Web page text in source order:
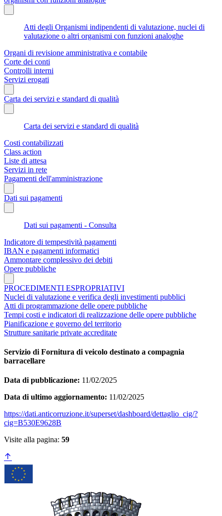
Atti degli Organismi indipendenti di valutazione, nuclei di
valutazione o altri organismi con funzioni analoghe
Organi di revisione amministrativa e contabile
Corte dei conti
Controlli interni
Servizi erogati
Carta dei servizi e standard di qualità
Carta dei servizi e standard di qualità
Costi contabilizzati
Class action
Liste di attesa
Servizi in rete
Pagamenti dell'amministrazione
Dati sui pagamenti
Dati sui pagamenti - Consulta
Indicatore di tempestività pagamenti
IBAN e pagamenti informatici
Ammontare complessivo dei debiti
Opere pubbliche
PROCEDIMENTI ESPROPRIATIVI
Nuclei di valutazione e verifica degli investimenti pubblici
Atti di programmazione delle opere pubbliche
Tempi costi e indicatori di realizzazione delle opere pubbliche
Pianificazione e governo del territorio
Strutture sanitarie private accreditate
Servizio di Fornitura di veicolo destinato a compagnia
barracellare
Data di pubblicazione: 11/02/2025
Data di ultimo aggiornamento: 11/02/2025
https://dati.anticorruzione.it/superset/dashboard/dettaglio_cig/?
cig=B530E9628B
Visite alla pagina: 59